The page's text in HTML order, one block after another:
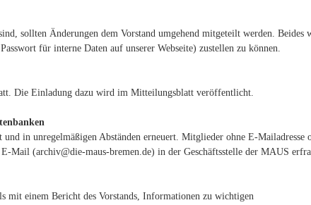
sollten Änderungen dem Vorstand umgehend mitgeteilt werden. Beides
für interne Daten auf unserer Webseite) zustellen zu können.
Die Einladung dazu wird im Mitteilungsblatt veröffentlicht.
in unregelmäßigen Abständen erneuert. Mitglieder ohne E-Mailadresse
E-Mail (archiv@die-maus-bremen.de) in der Geschäftsstelle der MAUS
einem Bericht des Vorstands, Informationen zu wichtigen